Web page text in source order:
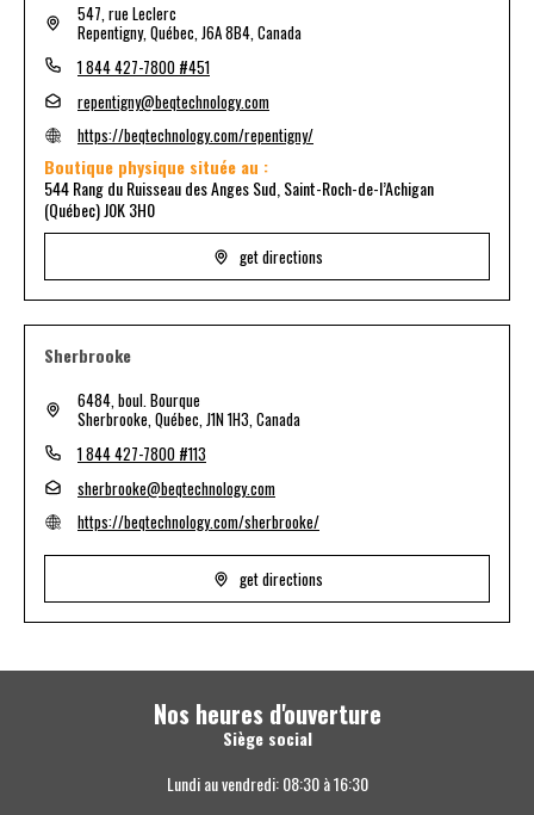
547, rue Leclerc
Repentigny, Québec, J6A 8B4, Canada
1 844 427-7800 #451
repentigny@beqtechnology.com
https://beqtechnology.com/repentigny/
Boutique physique située au :
544 Rang du Ruisseau des Anges Sud, Saint-Roch-de-l’Achigan
(Québec) J0K 3H0
get directions
Sherbrooke
6484, boul. Bourque
Sherbrooke, Québec, J1N 1H3, Canada
1 844 427-7800 #113
sherbrooke@beqtechnology.com
https://beqtechnology.com/sherbrooke/
get directions
Nos heures d'ouverture
Siège social
Lundi au vendredi: 08:30 à 16:30